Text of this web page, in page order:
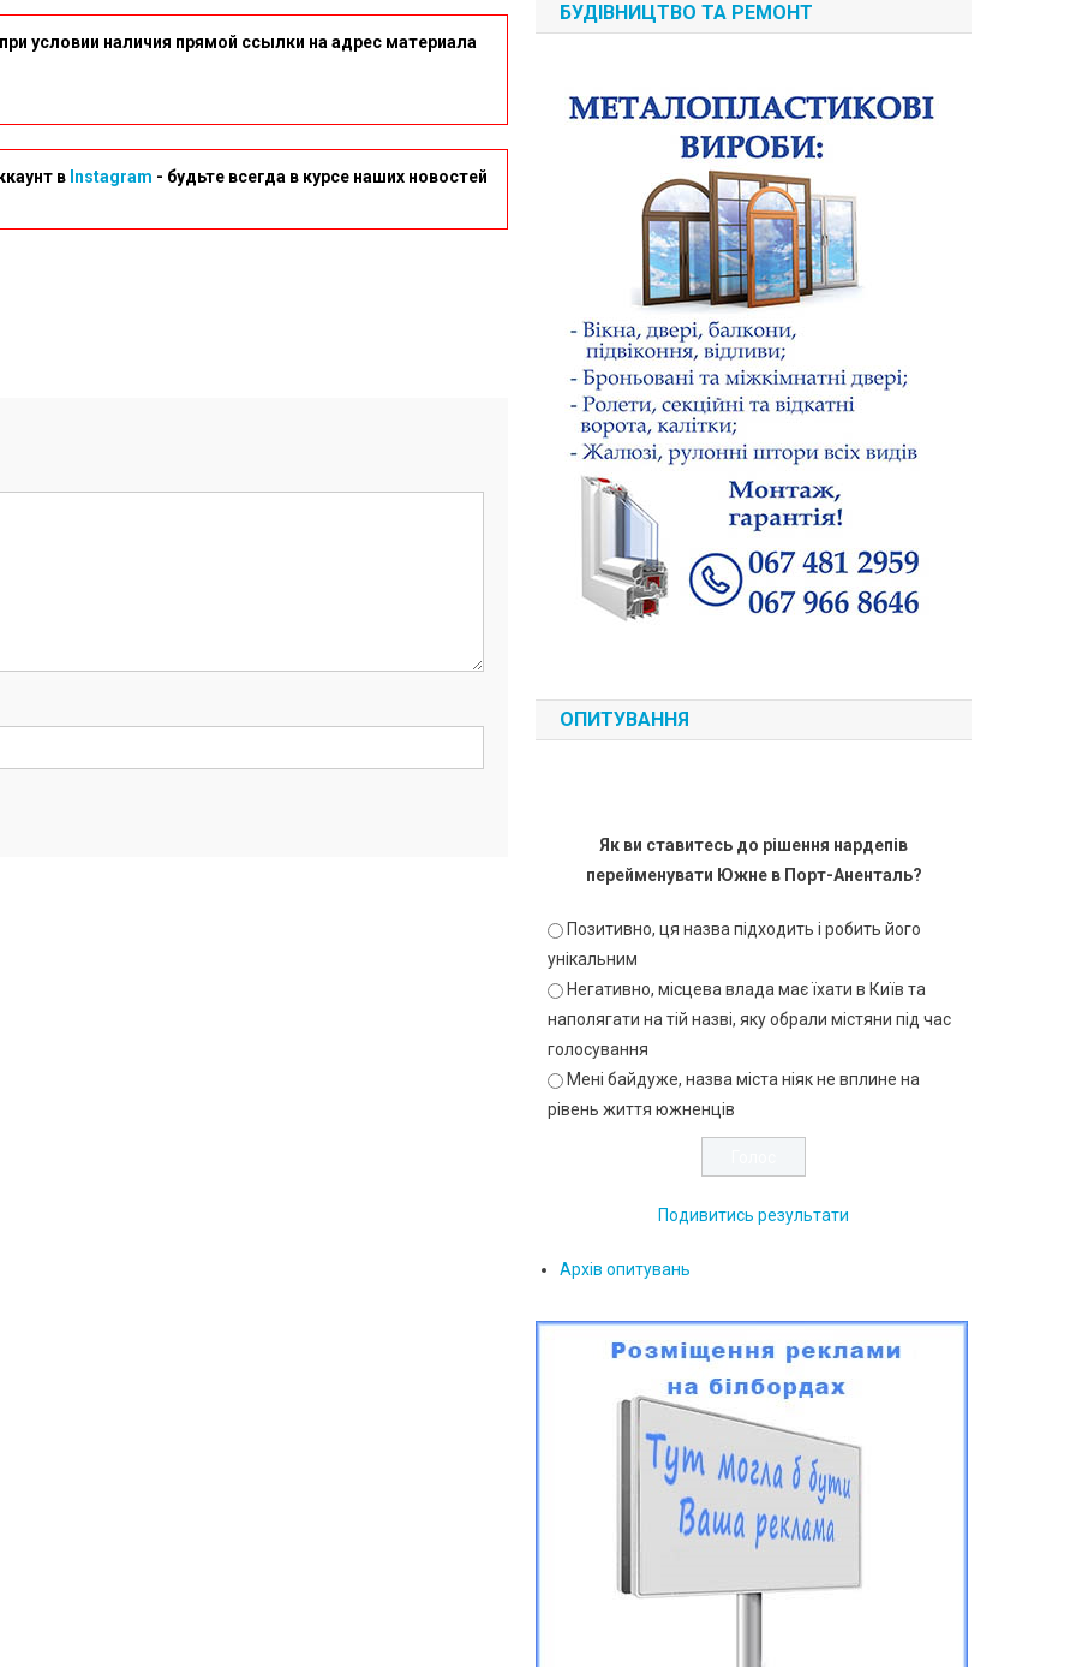
условии наличия прямой ссылки на адрес материала
в Instagram - будьте всегда в курсе наших новостей
БУДІВНИЦТВО ТА РЕМОНТ
ОПИТУВАННЯ
Як ви ставитесь до рішення нардепів
перейменувати Южне в Порт-Аненталь?
Позитивно, ця назва підходить і робить його
унікальним
Негативно, місцева влада має їхати в Київ та
наполягати на тій назві, яку обрали містяни під час
голосування
Мені байдуже, назва міста ніяк не вплине на
рівень життя южненців
Подивитись результати
Архів опитувань